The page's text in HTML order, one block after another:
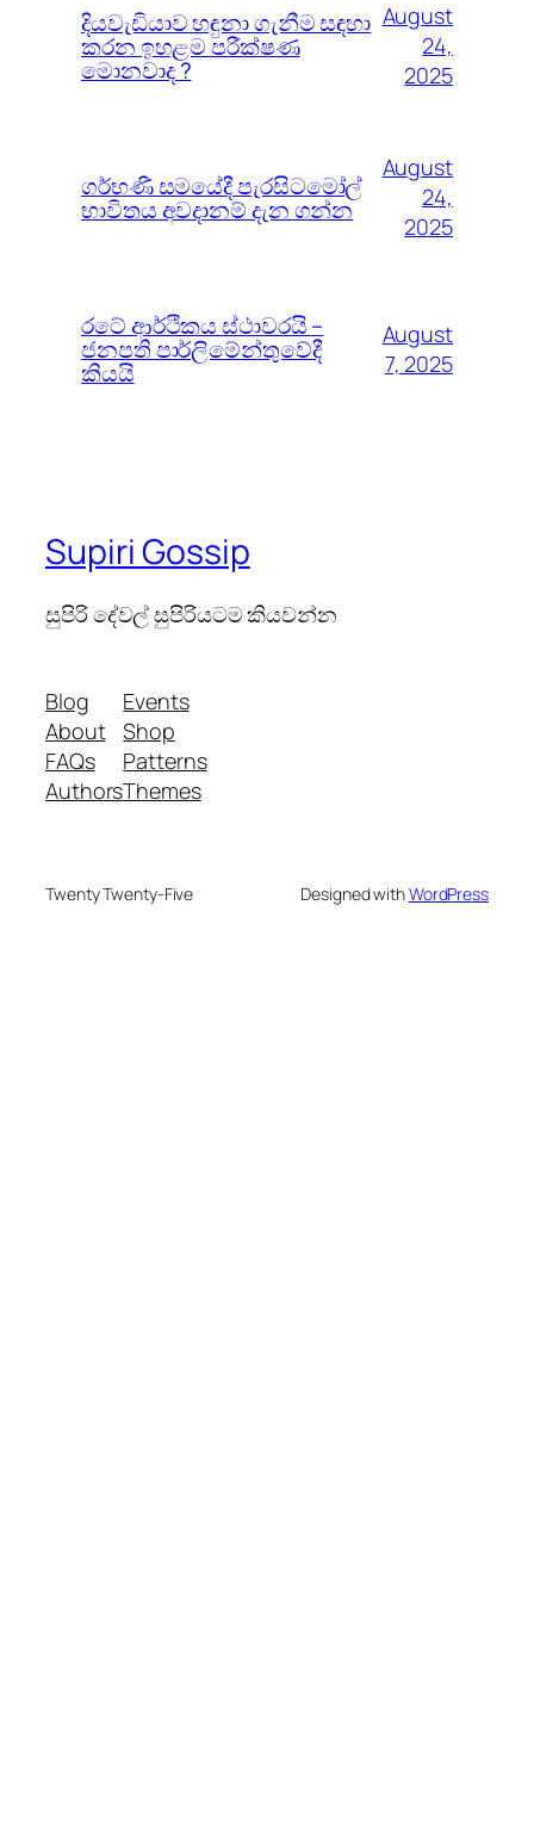
දියවැඩියාව හඳුනා ගැනීම සඳහා
කරන ඉහළම පරීක්ෂණ
මොනවාද ?
August
24,
2025
ගර්භණී සමයේදී පැරසිටමෝල්
භාවිතය අවදානම් දැන ගන්න
August
24,
2025
රටේ ආර්ථිකය ස්ථාවරයි –
ජනපති පාර්ලිමේන්තුවේදී
කියයි
August
7, 2025
Supiri Gossip
සුපිරි දේවල් සුපිරියටම කියවන්න
Blog
About
FAQs
Authors
Events
Shop
Patterns
Themes
Twenty Twenty-Five Designed withWordPress